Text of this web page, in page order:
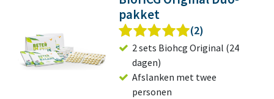
pakket
(2)
2 sets Biohcg Original (24
dagen)
Afslanken met twee
personen